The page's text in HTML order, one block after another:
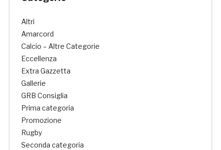
Altri
Amarcord
Calcio – Altre Categorie
Eccellenza
Extra Gazzetta
Gallerie
GRB Consiglia
Prima categoria
Promozione
Rugby
Seconda categoria